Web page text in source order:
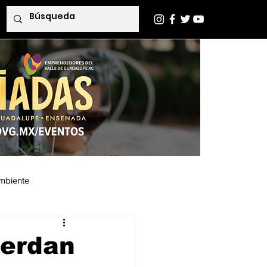
Indaba Editorial